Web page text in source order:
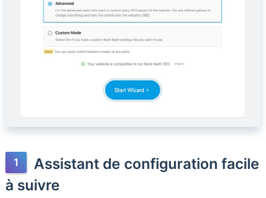
Assistant de configuration facile
à suivre